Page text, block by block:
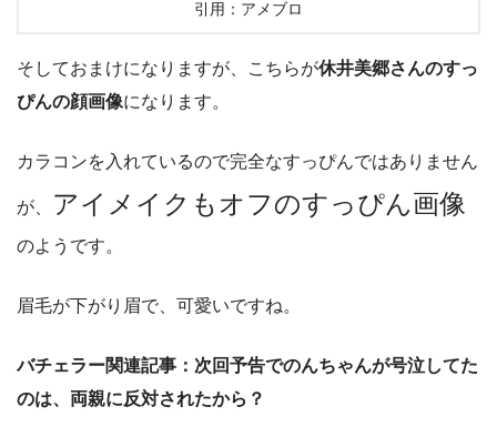
引用：アメブロ
そしておまけになりますが、こちらが休井美郷さんのすっ
ぴんの顔画像になります。
カラコンを入れているので完全なすっぴんではありません
が、 アイメイクもオフのすっぴん画像
のようです。
眉毛が下がり眉で、可愛いですね。
バチェラー関連記事：次回予告でのんちゃんが号泣してた
のは、両親に反対されたから？